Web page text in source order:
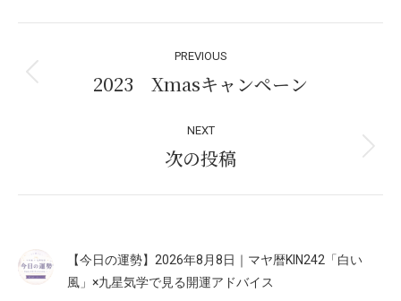
navigation
PREVIOUS
Previous
2023 Xmasキャンペーン
NEXT
Next
次の投稿
【今日の運勢】2026年8月8日｜マヤ暦KIN242「白い
風」×九星気学で見る開運アドバイス